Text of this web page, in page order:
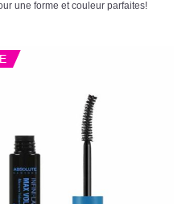
une forme et couleur parfaites!